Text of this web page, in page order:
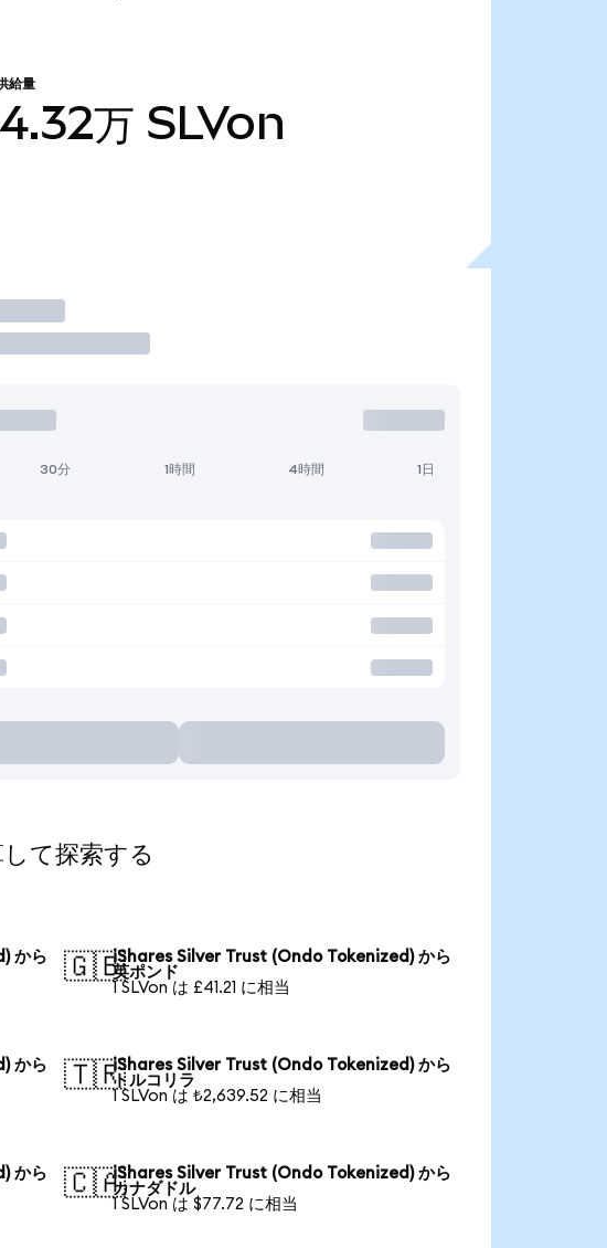
給量
万 SLVon
30分 1時間 4時間 1日
て探索する
から
🇬🇧iShares Silver Trust (Ondo Tokenized) から
英ポンド
1 SLVon は £41.21 に相当
から
🇹🇷iShares Silver Trust (Ondo Tokenized) から
トルコリラ
1 SLVon は ₺2,639.52 に相当
から
🇨🇦iShares Silver Trust (Ondo Tokenized) から
カナダドル
1 SLVon は $77.72 に相当